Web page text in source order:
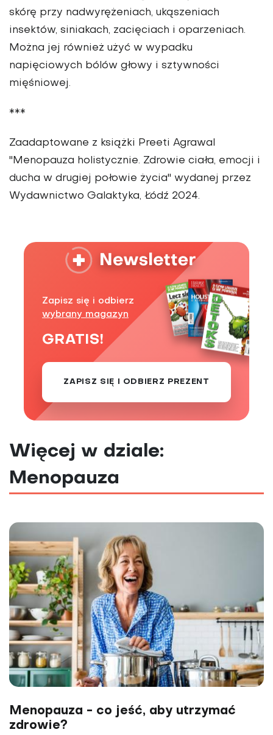
skórę przy nadwyrężeniach, ukąszeniach
insektów, siniakach, zacięciach i oparzeniach.
Można jej również użyć w wypadku
napięciowych bólów głowy i sztywności
mięśniowej.
***
Zaadaptowane z książki Preeti Agrawal
"Menopauza holistycznie. Zdrowie ciała, emocji i
ducha w drugiej połowie życia" wydanej przez
Wydawnictwo Galaktyka, Łódź 2024.
Zapisz się i odbierz
wybrany magazyn
GRATIS!
ZAPISZ SIĘ I ODBIERZ PREZENT
Więcej w dziale:
Menopauza
Menopauza - co jeść, aby utrzymać
zdrowie?